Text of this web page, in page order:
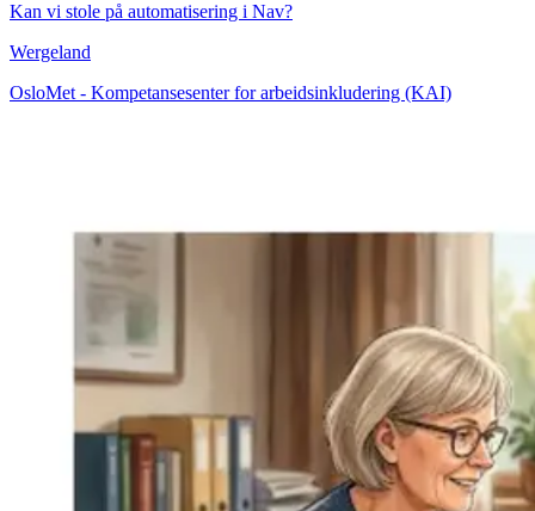
Kan vi stole på automatisering i Nav?
Wergeland
OsloMet - Kompetansesenter for arbeidsinkludering (KAI)